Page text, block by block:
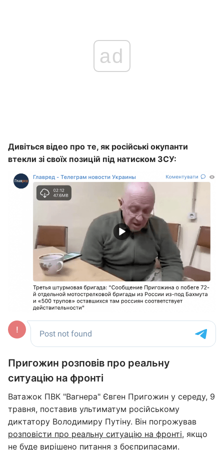
ad
Дивіться відео про те, як російські окупанти
втекли зі своїх позицій під натиском ЗСУ:
Пригожин розповів про реальну
ситуацію на фронті
Ватажок ПВК "Вагнера" Євген Пригожин у середу, 9
травня, поставив ультиматум російському
диктатору Володимиру Путіну. Він погрожував
розповісти про реальну ситуацію на фронті, якщо
не буде вирішено питання з боєприпасами.